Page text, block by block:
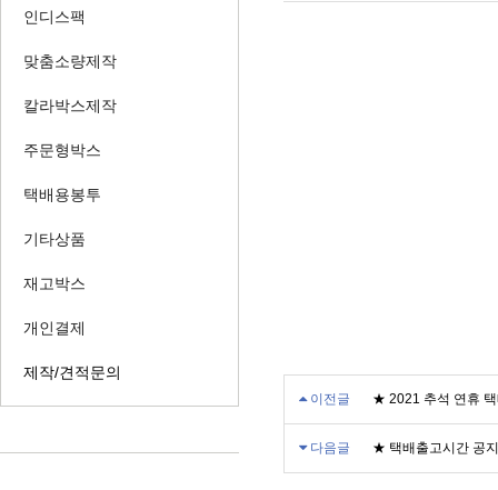
인디스팩
맞춤소량제작
칼라박스제작
주문형박스
택배용봉투
기타상품
재고박스
개인결제
제작/견적문의
이전글 ★ 2021 추석 연휴
다음글 ★ 택배출고시간 공